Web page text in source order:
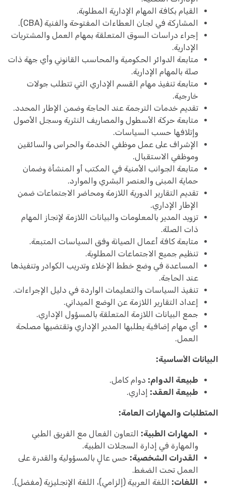
القيام بكافة المهام الإدارية المطلوبة.
المشاركة في لجان العطاءات المفتوحة والفنية (CBA).
إجراء دراسات السوق المتعلقة بمهام العمل والمشتريات
الإدارية.
متابعة الدوائر الحكومية والمحاسب القانوني وأي جهة ذات
صلة بالمهام الإدارية.
متابعة تنفيذ مهام القسم الإداري التي تتطلب جولات
خارجية.
تقديم خدمات الترجمة عند الحاجة وضمن الإطار المحدد.
متابعة حركة الأسطول والمصاريف النثرية وسجل الأصول
وإتلافها حسب السياسات.
الإشراف على عمل موظفي الخدمة والحراس والسائقين
وموظفي الاستقبال.
متابعة الجوانب الأمنية في المكتب أو المنشأة وضمان
حماية المبنى والعنصر البشري والموارد.
تقديم التقارير الدورية اللازمة ومحاضر الاجتماعات ضمن
الإطار الإداري.
تزويد المدير بالمعلومات والبيانات اللازمة لإنجاز المهام
ذات الصلة.
متابعة كافة أعمال الصيانة وفق السياسات المتبعة.
تنظيم جميع الاجتماعات المطلوبة.
المساعدة في وضع خطط الإخلاء وتدريب الكوادر وتنفيذها
عند الحاجة.
تنفيذ السياسات والتعليمات الواردة في دليل الإجراءات.
إعداد التقارير اللازمة عن الوضع الميداني.
جمع البيانات اللازمة المتعلقة بالمسؤول الإداري.
أي مهام إضافية يطلبها المدير الإداري وتقتضيها مصلحة
العمل.
البيانات الأساسية:
طبيعة الدوام: دوام كامل.
طبيعة العقد: إداري.
المتطلبات والمهارات العامة:
المهارات الطبية: التعاون الفعال مع الفريق الطبي
والمهارة في إدارة السجلات الطبية.
القدرات الشخصية: حس عالٍ بالمسؤولية والقدرة على
العمل تحت الضغط.
اللغات: اللغة العربية (إلزامي)، اللغة الإنجليزية (مفضل).